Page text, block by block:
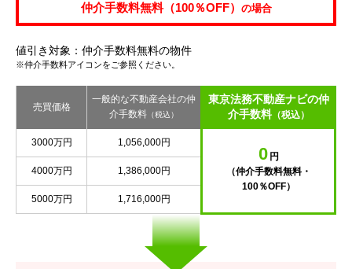
仲介手数料無料（100％OFF） の場合
値引き対象：仲介手数料無料の物件
※仲介手数料アイコンをご参照ください。
売買価格
一般的な不動産会社の仲
介手数料 （税込）
東京法務不動産ナビの仲
介手数料（税込）
3000万円 1,056,000円
0 円
（仲介手数料無料・
100％OFF）
4000万円 1,386,000円
5000万円 1,716,000円